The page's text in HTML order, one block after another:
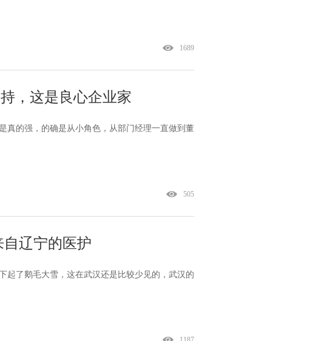
1689
，这是良心企业家
真的强，的确是从小角色，从部门经理一直做到董
505
辽宁的医护
起了鹅毛大雪，这在武汉还是比较少见的，武汉的